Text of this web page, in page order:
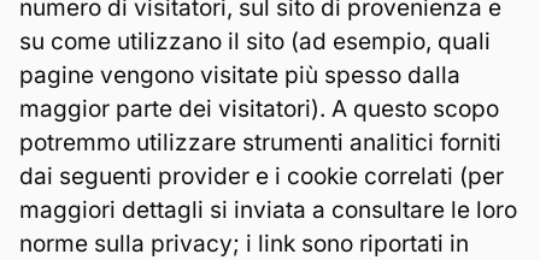
numero di visitatori, sul sito di provenienza e
su come utilizzano il sito (ad esempio, quali
pagine vengono visitate più spesso dalla
maggior parte dei visitatori). A questo scopo
potremmo utilizzare strumenti analitici forniti
dai seguenti provider e i cookie correlati (per
maggiori dettagli si inviata a consultare le loro
norme sulla privacy; i link sono riportati in